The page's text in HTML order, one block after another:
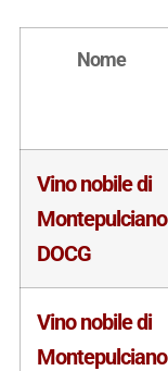
Nome
Vino nobile di
Montepulciano
DOCG
Vino nobile di
Montepulciano